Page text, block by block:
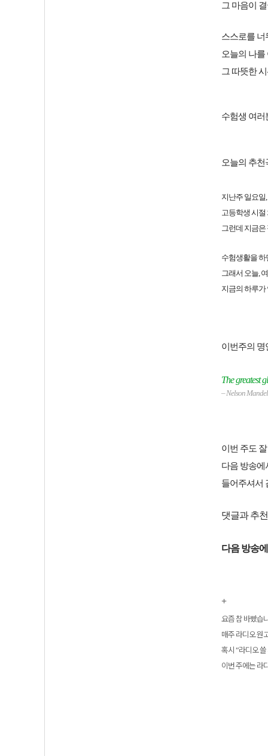
그 마음이
스스로를 너
오늘의 나를
그 따뜻한
수험생 여러
오늘의 추
지난주 일요일
고등학생 시절
그런데 지금은
수험생활을 하
그래서 오늘,
지금의 하루가
이번주의 명
The greatest
–Nelson
이번 주도
다음 방송에
들어주셔서
댓글과 추
다음 방송
+
요즘 참 바빴습
매주 라디오 원
혹시 “라디오
이번 주에는 라